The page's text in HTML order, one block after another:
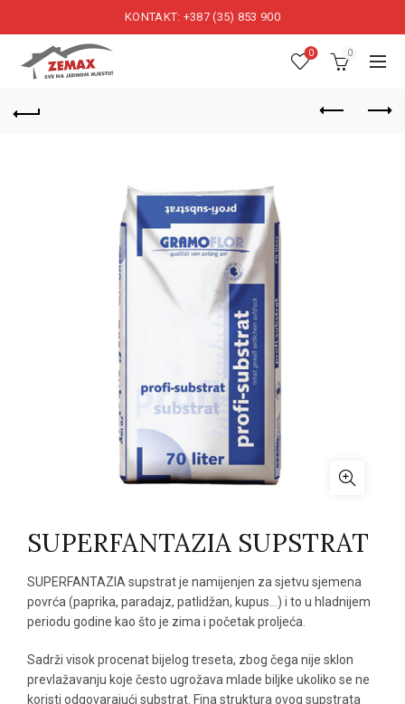
KONTAKT: +387 (35) 853 900
0 0
SUPERFANTAZIA SUPSTRAT
SUPERFANTAZIA supstrat je namijenjen za sjetvu sjemena
povrća (paprika, paradajz, patlidžan, kupus…) i to u hladnijem
periodu godine kao što je zima i početak proljeća.
Sadrži visok procenat bijelog treseta, zbog čega nije sklon
prevlažavanju koje često ugrožava mlade biljke ukoliko se ne
koristi odgovarajući substrat. Fina struktura ovog supstrata